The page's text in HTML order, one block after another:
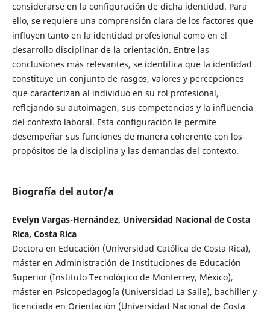
considerarse en la configuración de dicha identidad. Para
ello, se requiere una comprensión clara de los factores que
influyen tanto en la identidad profesional como en el
desarrollo disciplinar de la orientación. Entre las
conclusiones más relevantes, se identifica que la identidad
constituye un conjunto de rasgos, valores y percepciones
que caracterizan al individuo en su rol profesional,
reflejando su autoimagen, sus competencias y la influencia
del contexto laboral. Esta configuración le permite
desempeñar sus funciones de manera coherente con los
propósitos de la disciplina y las demandas del contexto.
Biografía del autor/a
Evelyn Vargas-Hernández, Universidad Nacional de Costa
Rica, Costa Rica
Doctora en Educación (Universidad Católica de Costa Rica),
máster en Administración de Instituciones de Educación
Superior (Instituto Tecnológico de Monterrey, México),
máster en Psicopedagogía (Universidad La Salle), bachiller y
licenciada en Orientación (Universidad Nacional de Costa